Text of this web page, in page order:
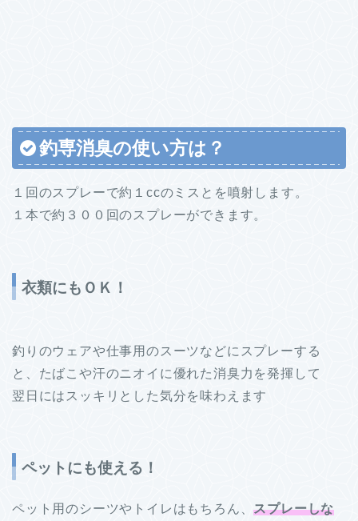
釣専消臭の使い方は？
１回のスプレーで約１ccのミスとを噴射します。
１本で約３００回のスプレーができます。
衣類にもＯＫ！
釣りのウェアや仕事用のスーツなどにスプレーする
と、たばこや汗のニオイに優れた消臭力を発揮して
翌日にはスッキリとした気分を味わえます
ペットにも使える！
ペット用のシーツやトイレはもちろん、スプレーしな